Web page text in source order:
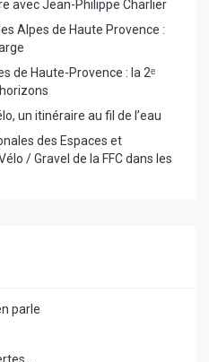
avec Jean-Philippe Charlier
Alpes de Haute Provence :
de Haute-Provence : la 2ᵉ
un itinéraire au fil de l’eau
des Espaces et
/ Gravel de la FFC dans les
parle